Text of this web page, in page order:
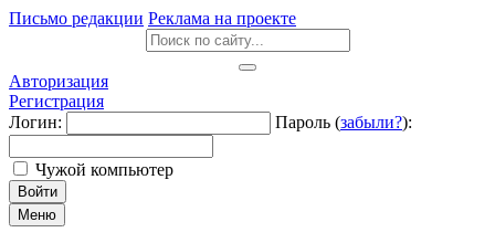
Письмо редакции Реклама на проекте
Авторизация
Регистрация
Логин:
Пароль (забыли?):
Чужой компьютер
Войти
Меню